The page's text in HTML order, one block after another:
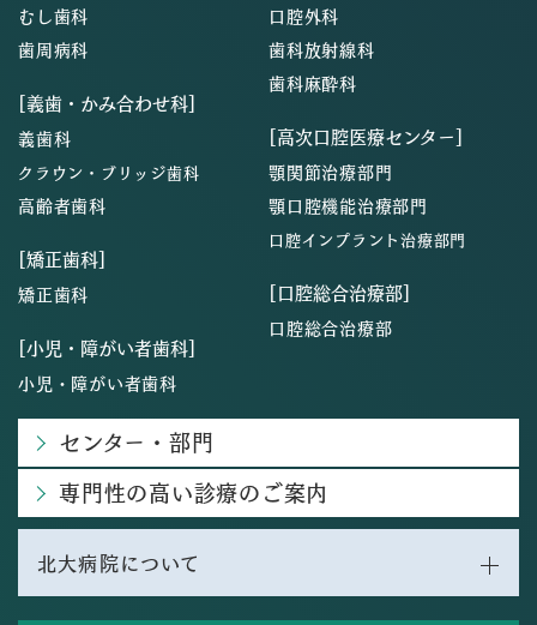
むし歯科
歯周病科
[義歯・かみ合わせ科]
義歯科
クラウン・ブリッジ歯科
高齢者歯科
[矯正歯科]
矯正歯科
[小児・障がい者歯科]
小児・障がい者歯科
口腔外科
歯科放射線科
歯科麻酔科
[高次口腔医療センター]
顎関節治療部門
顎口腔機能治療部門
口腔インプラント治療部門
[口腔総合治療部]
口腔総合治療部
センター・部門
専門性の高い診療のご案内
北大病院について